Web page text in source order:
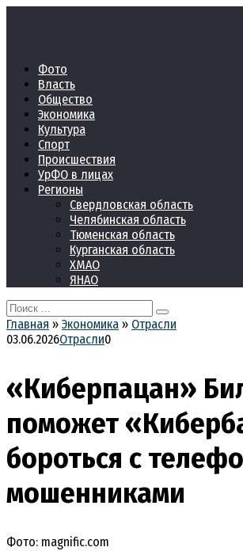
Фото
Власть
Общество
Экономика
Культура
Спорт
Происшествия
УрФО в лицах
Регионы
Свердловская область
Челябинская область
Тюменская область
Курганская область
ХМАО
ЯНАО
Search
for:
Главная » Экономика » Отрасли
03.06.2026Отрасли0
«Киберпацан»
поможет
бороться с
мошенниками
Фото: magnific.com